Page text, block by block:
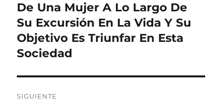
De Una Mujer A Lo Largo De
Su Excursión En La Vida Y Su
Objetivo Es Triunfar En Esta
Sociedad
SIGUIENTE